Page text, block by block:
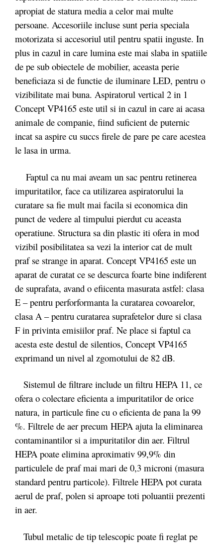
apropiat de statura media a celor mai multe
persoane. Accesoriile incluse sunt peria speciala
motorizata si accesoriul util pentru spatii inguste. In
plus in cazul in care lumina este mai slaba in spatiile
de pe sub obiectele de mobilier, aceasta perie
beneficiaza si de functie de iluminare LED, pentru o
vizibilitate mai buna. Aspiratorul vertical 2 in 1
Concept VP4165 este util si in cazul in care ai acasa
animale de companie, fiind suficient de puternic
incat sa aspire cu succs firele de pare pe care acestea
le lasa in urma.
Faptul ca nu mai aveam un sac pentru retinerea
impuritatilor, face ca utilizarea aspiratorului la
curatare sa fie mult mai facila si economica din
punct de vedere al timpului pierdut cu aceasta
operatiune. Structura sa din plastic iti ofera in mod
vizibil posibilitatea sa vezi la interior cat de mult
praf se strange in aparat. Concept VP4165 este un
aparat de curatat ce se descurca foarte bine indiferent
de suprafata, avand o efiicenta masurata astfel: clasa
E – pentru perforformanta la curatarea covoarelor,
clasa A – pentru curatarea suprafetelor dure si clasa
F in privinta emisiilor praf. Ne place si faptul ca
acesta este destul de silentios, Concept VP4165
exprimand un nivel al zgomotului de 82 dB.
Sistemul de filtrare include un filtru HEPA 11, ce
ofera o colectare eficienta a impuritatilor de orice
natura, in particule fine cu o eficienta de pana la 99
%. Filtrele de aer precum HEPA ajuta la eliminarea
contaminantilor si a impuritatilor din aer. Filtrul
HEPA poate elimina aproximativ 99,9% din
particulele de praf mai mari de 0,3 microni (masura
standard pentru particole). Filtrele HEPA pot curata
aerul de praf, polen si aproape toti poluantii prezenti
in aer.
Tubul metalic de tip telescopic poate fi reglat pe